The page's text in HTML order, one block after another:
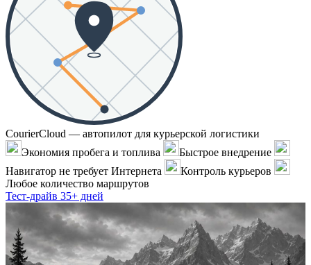
CourierCloud — автопилот для курьерской логистики
Экономия пробега и топлива
Быстрое внедрение
Навигатор не требует Интернета
Контроль курьеров
Любое количество маршрутов
Тест-драйв 35+ дней